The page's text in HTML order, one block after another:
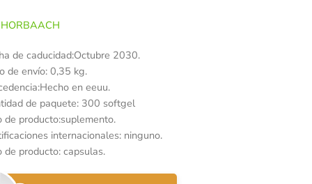
HORBAACH
de caducidad:Octubre 2030.
de envío: 0,35 kg.
en eeuu.
de paquete: 300 softgel
de producto:suplemento.
internacionales: ninguno.
de producto: capsulas.